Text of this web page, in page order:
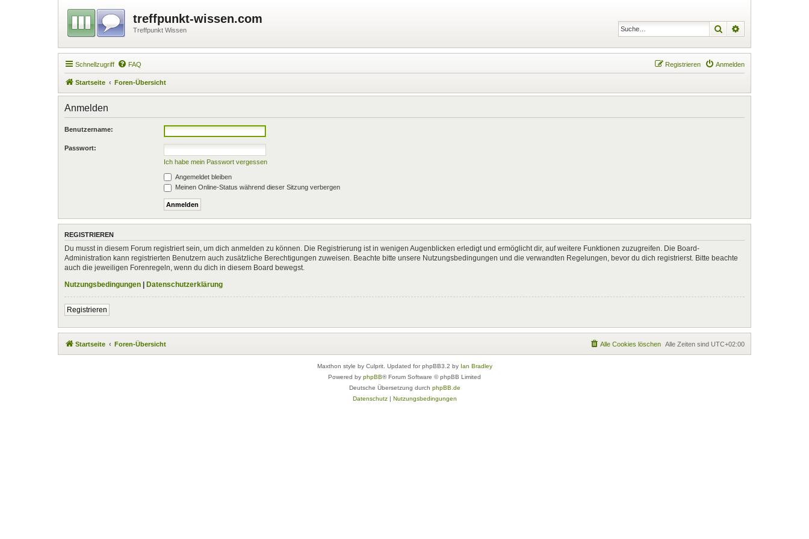
treffpunkt-wissen.com
Treffpunkt Wissen Suche
Schnellzugriff FAQ Anmelden
Registrieren
Startseite Foren-Übersicht
Anmelden
Benutzername:
Passwort:
Ich habe mein Passwort vergessen
Angemeldet bleiben
Meinen Online-Status während dieser Sitzung verbergen
REGISTRIEREN
Du musst in diesem Forum registriert sein, um dich anmelden zu können. Die Registrierung ist in wenigen Augenblicken erledigt und ermöglicht dir, auf weitere Funktionen zuzugreifen. Die Board-
Administration kann registrierten Benutzern auch zusätzliche Berechtigungen zuweisen. Beachte bitte unsere Nutzungsbedingungen und die verwandten Regelungen, bevor du dich registrierst. Bitte beachte
auch die jeweiligen Forenregeln, wenn du dich in diesem Board bewegst.
Nutzungsbedingungen
Datenschutzerklärung
Registrieren
Startseite Foren-Übersicht Alle Zeiten sind UTC+02:00
Alle Cookies löschen
Maxthon style by Culprit. Updated for phpBB3.2 by Ian Bradley
Powered by phpBB® Forum Software © phpBB Limited
Deutsche Übersetzung durch phpBB.de
Datenschutz| Nutzungsbedingungen